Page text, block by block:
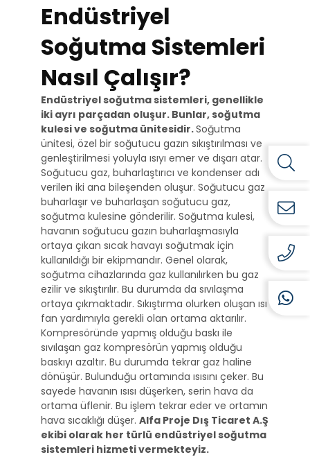
Endüstriyel
Soğutma Sistemleri
Nasıl Çalışır?
Endüstriyel soğutma sistemleri, genellikle
iki ayrı parçadan oluşur. Bunlar, soğutma
kulesi ve soğutma ünitesidir.Soğutma
ünitesi, özel bir soğutucu gazın sıkıştırılması ve
genleştirilmesi yoluyla ısıyı emer ve dışarı atar.
Soğutucu gaz, buharlaştırıcı ve kondenser adı
verilen iki ana bileşenden oluşur. Soğutucu gaz
buharlaşır ve buharlaşan soğutucu gaz,
soğutma kulesine gönderilir. Soğutma kulesi,
havanın soğutucu gazın buharlaşmasıyla
ortaya çıkan sıcak havayı soğutmak için
kullanıldığı bir ekipmandır. Genel olarak,
soğutma cihazlarında gaz kullanılırken bu gaz
ezilir ve sıkıştırılır. Bu durumda da sıvılaşma
ortaya çıkmaktadır. Sıkıştırma olurken oluşan ısı
fan yardımıyla gerekli olan ortama aktarılır.
Kompresöründe yapmış olduğu baskı ile
sıvılaşan gaz kompresörün yapmış olduğu
baskıyı azaltır. Bu durumda tekrar gaz haline
dönüşür. Bulunduğu ortamında ısısını çeker. Bu
sayede havanın ısısı düşerken, serin hava da
ortama üflenir. Bu işlem tekrar eder ve ortamın
hava sıcaklığı düşer. Alfa Proje Dış Ticaret A.Ş
ekibi olarak her türlü endüstriyel soğutma
sistemleri hizmeti vermekteyiz.